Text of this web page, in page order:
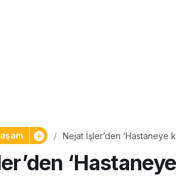
Nejat İşler’den ‘Hastaneye
‘Hastaneye